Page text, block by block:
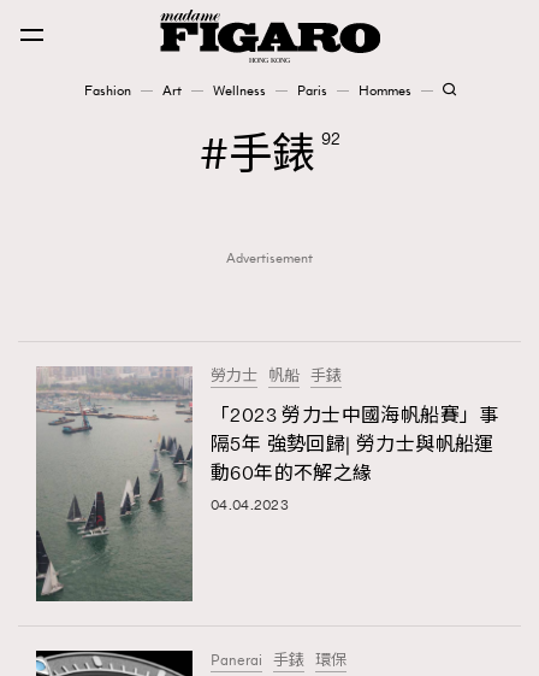
Fashion Art Wellness Paris Hommes
Fashion
Paris
Hommes
AFrenchMind
DressLikeAParisienne
手錶 92
Advertisement
勞力士 帆船 手錶
「2023 勞力士中國海帆船賽」事
隔5年 強勢回歸| 勞力士與帆船運
動60年的不解之緣
04.04.2023
Panerai 手錶 環保